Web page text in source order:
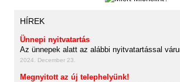
HÍREK
Ünnepi nyitvatartás
Az ünnepek alatt az alábbi nyitvatartással
2024. December 23.
Megnyitott az új telephelyünk!